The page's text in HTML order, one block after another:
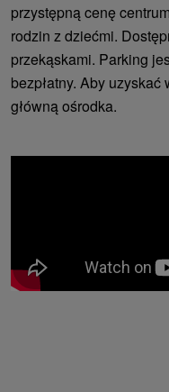
przystępną cenę
rodzin z dziećmi.
przekąskami. Parking
bezpłatny. Aby
główną ośrodka.